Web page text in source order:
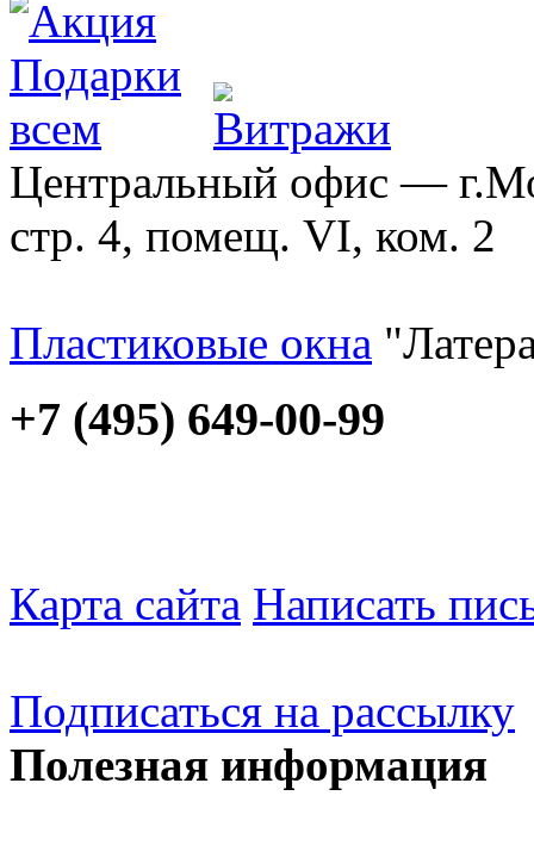
Центральный офис —
стр. 4, помещ. VI, ком. 2
Пластиковые окна
+7 (495) 649-00-99
Карта сайта Написать
Подписаться на рассылку
Полезная информация